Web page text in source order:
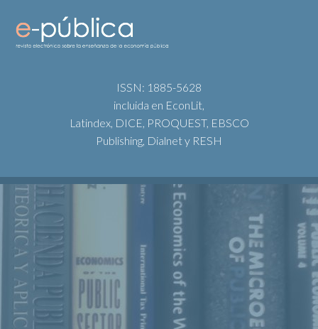
ISSN: 1885-5628
incluida en EconLit,
Latindex, DICE, PROQUEST, EBSCO
Publishing, Dialnet y RESH